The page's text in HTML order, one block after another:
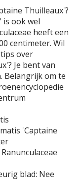
Thuilleaux'?
is ook wel
heeft een
centimeter. Wil
over
Je bent van
Belangrijk om te
'Captaine
Ranunculaceae
blad: Nee